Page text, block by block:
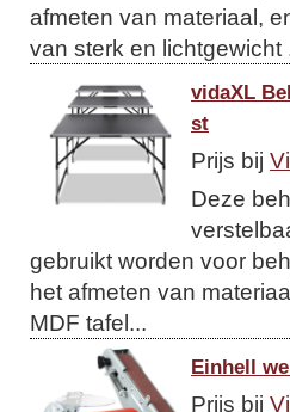
afmeten van materiaal,
van sterk en lichtgewicht
vidaXL
st
Prijs bij
Deze
gebruikt worden voor
het afmeten van
MDF tafel...
Einhell
Prijs bij